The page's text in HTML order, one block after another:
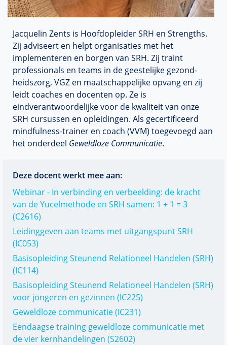
Jacquelin Zents is Hoofdopleider SRH en Strengths.
Zij adviseert en helpt organisaties met het
implementeren en borgen van SRH. Zij traint
professionals en teams in de geeste­lijke gezond­
heids­zorg, VGZ en maat­schappe­lijke opvang en zij
leidt coaches en docenten op. Ze is
eindverantwoordelijke voor de kwaliteit van onze
SRH cursussen en opleidingen. Als gecertificeerd
mindfulness-trainer en coach (VVM) toegevoegd aan
het onderdeel Geweldloze Communicatie.
Deze docent werkt mee aan:
Webinar - In verbinding en verbeelding: de kracht
van de Yucelmethode en SRH samen: 1 + 1 = 3
(C2616)
Leidinggeven aan teams met uitgangspunt SRH
(IC053)
Basisopleiding Steunend Relationeel Handelen (SRH)
(IC114)
Basisopleiding Steunend Relationeel Handelen (SRH)
voor jongeren en gezinnen (IC225)
Geweldloze communicatie (IC231)
Eendaagse training geweldloze communicatie met
de vier kernhandelingen (S2602)